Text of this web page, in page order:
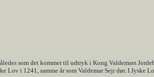
som det kommer til udtryk i Kong Valdemars
Lov i 1241, samme år som Valdemar Sejr dør. I